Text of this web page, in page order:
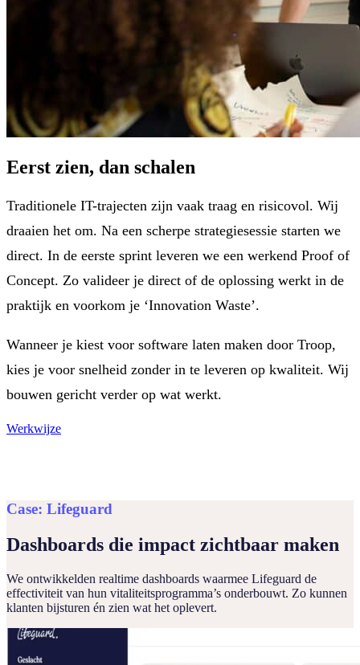
Eerst zien, dan schalen
Traditionele IT-trajecten zijn vaak traag en risicovol. Wij
draaien het om. Na een scherpe strategiesessie starten we
direct. In de eerste sprint leveren we een werkend Proof of
Concept. Zo valideer je direct of de oplossing werkt in de
praktijk en voorkom je ‘Innovation Waste’.
Wanneer je kiest voor software laten maken door Troop,
kies je voor snelheid zonder in te leveren op kwaliteit. Wij
bouwen gericht verder op wat werkt.
Werkwijze
Case: Lifeguard
Dashboards die impact zichtbaar maken
We ontwikkelden realtime dashboards waarmee Lifeguard de
effectiviteit van hun vitaliteitsprogramma’s onderbouwt. Zo kunnen
klanten bijsturen én zien wat het oplevert.